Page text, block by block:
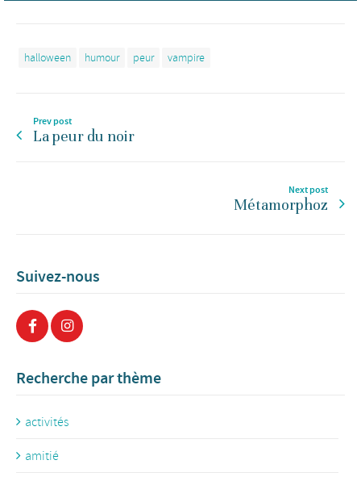
halloween humour peur vampire
Prev post
La peur du noir
Next post
Métamorphoz
Suivez-nous
Recherche par thème
activités
amitié